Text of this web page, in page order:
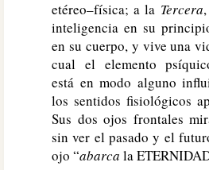
etéreo–física; a la Tercera
inteligencia en su
en su cuerpo, y vive una
cual el elemento
está en modo alguno
los sentidos fisiológicos
Sus dos ojos frontales
sin ver el pasado y el
ojo “abarca la